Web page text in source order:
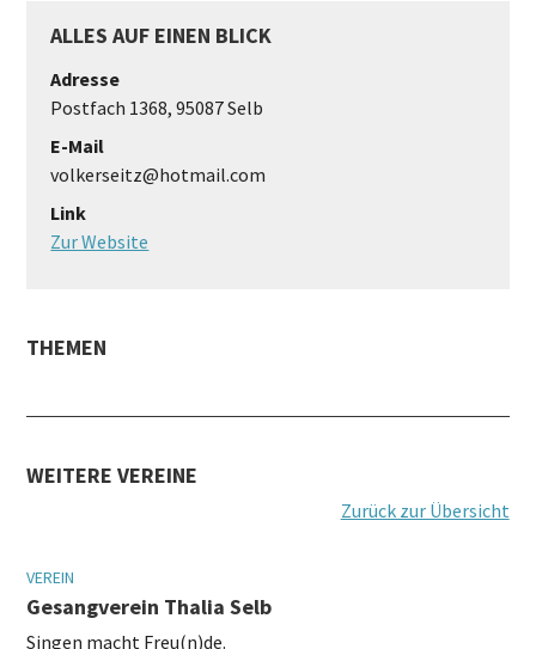
ALLES AUF EINEN BLICK
Adresse
Postfach 1368, 95087 Selb
E-Mail
volkerseitz@hotmail.com
Link
Zur Website
THEMEN
WEITERE VEREINE
Zurück zur Übersicht
VEREIN
Gesangverein Thalia Selb
Singen macht Freu(n)de.